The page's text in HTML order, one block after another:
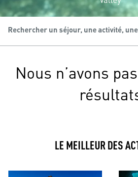
Nous n’avons
LE MEILLEUR DES